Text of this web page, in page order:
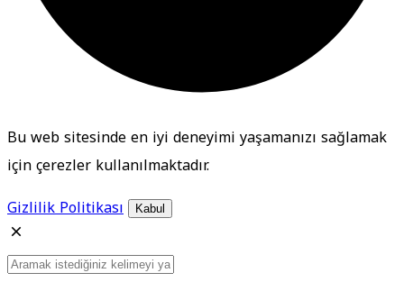
Bu web sitesinde en iyi deneyimi yaşamanızı sağlamak
için çerezler kullanılmaktadır.
Gizlilik Politikası
Kabul